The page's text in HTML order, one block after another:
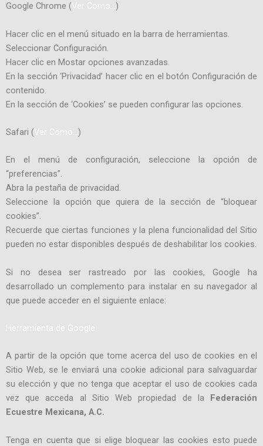
Google Chrome (Ver Como… )
Hacer clic en el menú situado en la barra de herramientas.
Seleccionar Configuración.
Hacer clic en Mostar opciones avanzadas.
En la sección ‘Privacidad’ hacer clic en el botón Configuración de
contenido.
En la sección de ‘Cookies’ se pueden configurar las opciones.
Safari (Ver Como… )
En el menú de configuración, seleccione la opción de
“preferencias”.
Abra la pestaña de privacidad.
Seleccione la opción que quiera de la sección de “bloquear
cookies”.
Recuerde que ciertas funciones y la plena funcionalidad del Sitio
pueden no estar disponibles después de deshabilitar los cookies.
Si no desea ser rastreado por las cookies, Google ha
desarrollado un complemento para instalar en su navegador al
que puede acceder en el siguiente enlace:
Herramienta de Google
A partir de la opción que tome acerca del uso de cookies en el
Sitio Web, se le enviará una cookie adicional para salvaguardar
su elección y que no tenga que aceptar el uso de cookies cada
vez que acceda al Sitio Web propiedad de la
Federación
Ecuestre Mexicana, A.C.
Tenga en cuenta que si elige bloquear las cookies esto puede